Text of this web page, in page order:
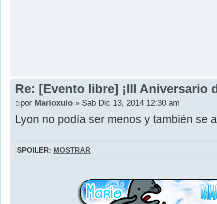
Re: [Evento libre] ¡III Aniversario
por Marioxulo » Sab Dic 13, 2014 12:30 am
Lyon no podía ser menos y también se
SPOILER: MOSTRAR